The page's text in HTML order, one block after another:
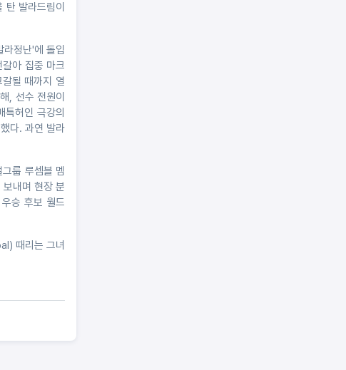
탄 발라드림이
정난'에 돌입
아 집중 마크
될 때까지 열
, 선수 전원이
허인 극강의
다. 과연 발라
룹 루셈블 멤
보내며 현장 분
승 후보 월드
때리는 그녀